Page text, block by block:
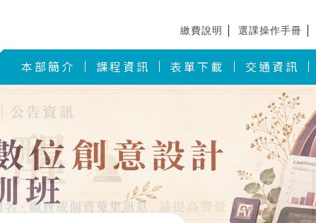
繳費說明 選課操作手冊
本部簡介 課程資訊 表單下載 交通資訊